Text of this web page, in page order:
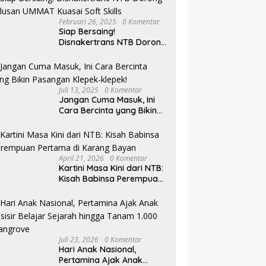
Februari 26, 2025 0 Komentar
Siap Bersaing!
Disnakertrans NTB Dorong
Soft Skills
Juli 13, 2025 0 Komentar
Jangan Cuma Masuk, Ini
Cara Bercinta yang Bikin
April 21, 2026 0 Komentar
Kartini Masa Kini dari NTB:
Kisah Babinsa Perempuan
Juli 23, 2026 0 Komentar
Hari Anak Nasional,
Pertamina Ajak Anak